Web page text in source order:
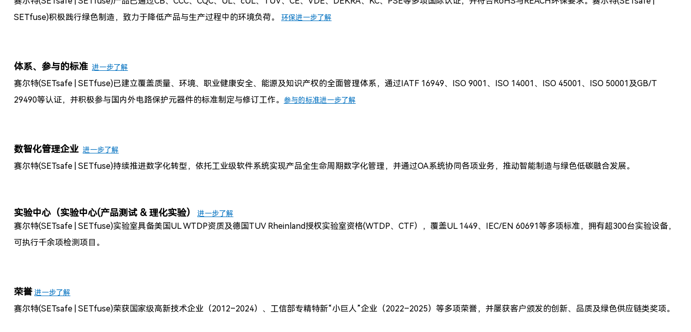
SETfuse)积极践行绿色制造，致力于降低产品与生产过程中的环境负荷。 环保进一步了解
体系、参与的标准 进一步了解
赛尔特(SETsafe | SETfuse)已建立覆盖质量、环境、职业健康安全、能源及知识产权的全面管理体系，通过IATF 16949、ISO 9001、ISO 14001、ISO 45001、ISO 50001及GB/T
29490等认证，并积极参与国内外电路保护元器件的标准制定与修订工作。
参与的标准进一步了解
数智化管理企业 进一步了解
赛尔特(SETsafe | SETfuse)持续推进数字化转型，依托工业级软件系统实现产品全生命周期数字化管理，并通过OA系统协同各项业务，推动智能制造与绿色低碳融合发展。
实验中心（实验中心(产品测试 & 理化实验） 进一步了解
赛尔特(SETsafe | SETfuse)实验室具备美国UL WTDP资质及德国TUV Rheinland授权实验室资格(WTDP、CTF）
，覆盖UL 1449、IEC/EN 60691等多项标准，拥有超300台实验设备，
可执行千余项检测项目。
荣誉 进一步了解
赛尔特(SETsafe | SETfuse)荣获国家级高新技术企业（2012–2024）、工信部专精特新“小巨人”企业（2022–2025）等多项荣誉，并屡获客户颁发的创新、品质及绿色供应链类奖项。